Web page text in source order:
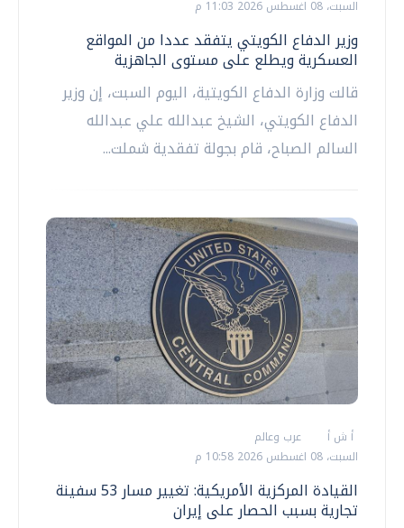
السبت، 08 اغسطس 2026 11:03 م
وزير الدفاع الكويتي يتفقد عددا من المواقع
العسكرية ويطلع على مستوى الجاهزية
قالت وزارة الدفاع الكويتية، اليوم السبت، إن وزير
الدفاع الكويتي، الشيخ عبدالله علي عبدالله
السالم الصباح، قام بجولة تفقدية شملت...
أ ش أ
عرب وعالم
السبت، 08 اغسطس 2026 10:58 م
القيادة المركزية الأمريكية: تغيير مسار 53 سفينة
تجارية بسبب الحصار على إيران